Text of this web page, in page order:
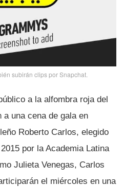
subirán clips por Snapchat.
a la alfombra roja del
a una cena de gala en
Roberto Carlos, elegido
por la Academia Latina
Julieta Venegas, Carlos
el miércoles en una